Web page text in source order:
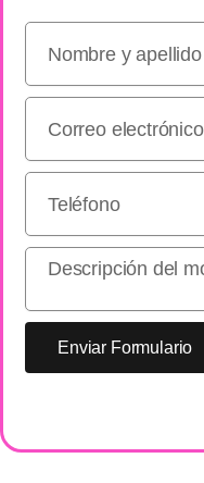
Enviar Formulario